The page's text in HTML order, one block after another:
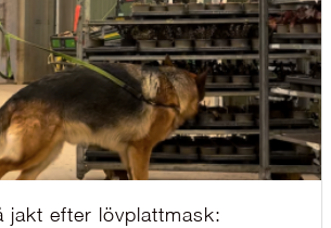
jakt efter lövplattmask: